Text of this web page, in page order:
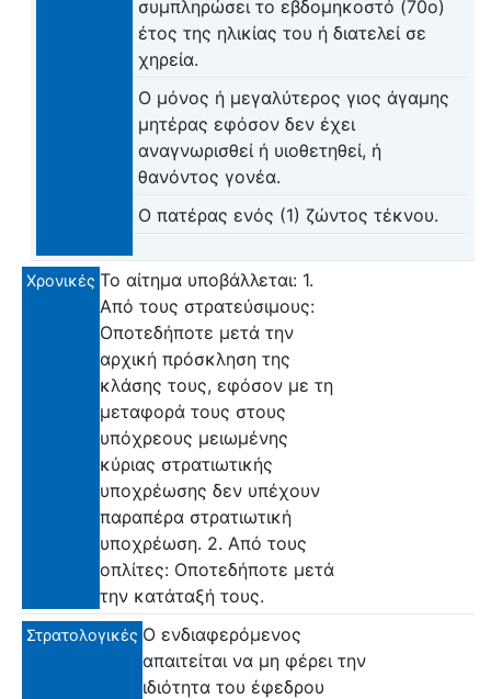
συμπληρώσει το εβδομηκοστό (70ο)
έτος της ηλικίας του ή διατελεί σε
χηρεία.
Ο μόνος ή μεγαλύτερος γιος άγαμης
μητέρας εφόσον δεν έχει
αναγνωρισθεί ή υιοθετηθεί, ή
θανόντος γονέα.
Ο πατέρας ενός (1) ζώντος τέκνου.
Χρονικές Το αίτημα υποβάλλεται: 1.
Από τους στρατεύσιμους:
Οποτεδήποτε μετά την
αρχική πρόσκληση της
κλάσης τους, εφόσον με τη
μεταφορά τους στους
υπόχρεους μειωμένης
κύριας στρατιωτικής
υποχρέωσης δεν υπέχουν
παραπέρα στρατιωτική
υποχρέωση. 2. Από τους
οπλίτες: Οποτεδήποτε μετά
την κατάταξή τους.
Στρατολογικές Ο ενδιαφερόμενος
απαιτείται να μη φέρει την
ιδιότητα του έφεδρου